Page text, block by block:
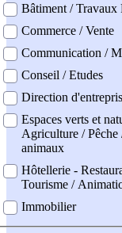
Bâtiment / Travaux
Commerce / Vente
Communication /
Conseil / Etudes
Direction
Espaces verts et
Agriculture / Pêche
animaux
Hôtellerie -
Tourisme /
Immobilier